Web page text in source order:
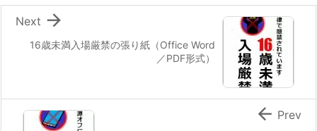
16歳未満入場厳禁の張り紙（Office Word
／PDF形式）

Next
 Prev